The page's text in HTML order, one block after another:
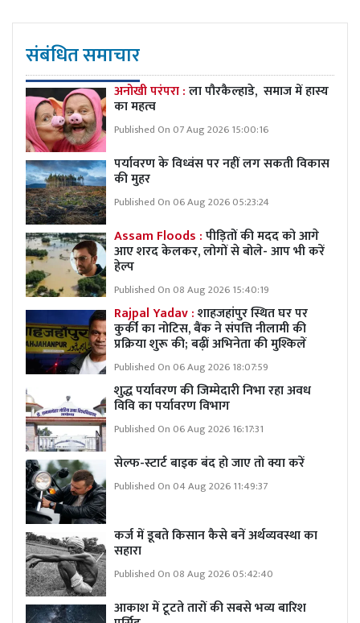
संबंधित समाचार
अनोखी परंपरा :ला पौरकैल्हाडे, समाज में हास्य
का महत्व
Published On 07 Aug 2026 15:00:16
पर्यावरण के विध्वंस पर नहीं लग सकती विकास
की मुहर
Published On 06 Aug 2026 05:23:24
Assam Floods :पीड़ितों की मदद को आगे
आए शरद केलकर, लोगों से बोले- आप भी करें
हेल्प
Published On 08 Aug 2026 15:40:19
Rajpal Yadav :शाहजहांपुर स्थित घर पर
कुर्की का नोटिस, बैंक ने संपत्ति नीलामी की
प्रक्रिया शुरू की; बढ़ीं अभिनेता की मुश्किलें
Published On 06 Aug 2026 18:07:59
शुद्ध पर्यावरण की जिम्मेदारी निभा रहा अवध
विवि का पर्यावरण विभाग
Published On 06 Aug 2026 16:17:31
सेल्फ-स्टार्ट बाइक बंद हो जाए तो क्या करें
Published On 04 Aug 2026 11:49:37
कर्ज में डूबते किसान कैसे बनें अर्थव्यवस्था का
सहारा
Published On 08 Aug 2026 05:42:40
आकाश में टूटते तारों की सबसे भव्य बारिश